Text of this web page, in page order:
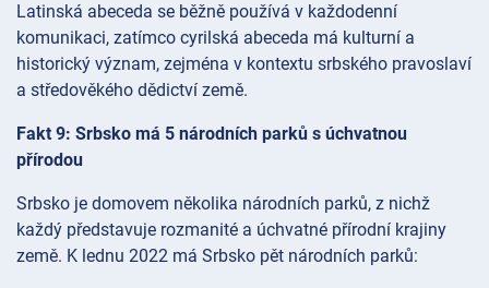
Latinská abeceda se běžně používá v každodenní
komunikaci, zatímco cyrilská abeceda má kulturní a
historický význam, zejména v kontextu srbského pravoslaví
a středověkého dědictví země.
Fakt 9: Srbsko má 5 národních parků s úchvatnou
přírodou
Srbsko je domovem několika národních parků, z nichž
každý představuje rozmanité a úchvatné přírodní krajiny
země. K lednu 2022 má Srbsko pět národních parků: